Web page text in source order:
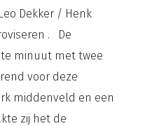
Dekker / Henk
. De
minuut met twee
voor deze
middenveld en een
zij het de